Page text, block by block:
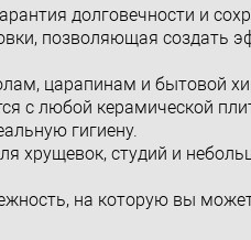
долговечности и
позволяющая создать
царапинам и бытовой
с любой керамической
гигиену.
хрущевок, студий и
на которую вы